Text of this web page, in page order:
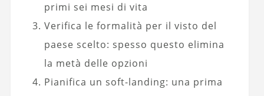
primi sei mesi di vita
Verifica le formalità per il visto del
paese scelto: spesso questo elimina
la metà delle opzioni
Pianifica un soft-landing: una prima